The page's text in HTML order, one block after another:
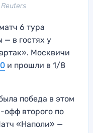
6 тура
— в гостях у
Москвичи
и прошли в 1/8
победа в этом
офф второго по
«Наполи» —